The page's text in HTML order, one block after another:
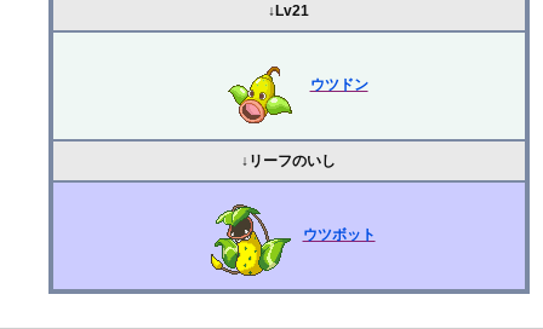
↓Lv21
ウツドン
↓リーフのいし
ウツボット